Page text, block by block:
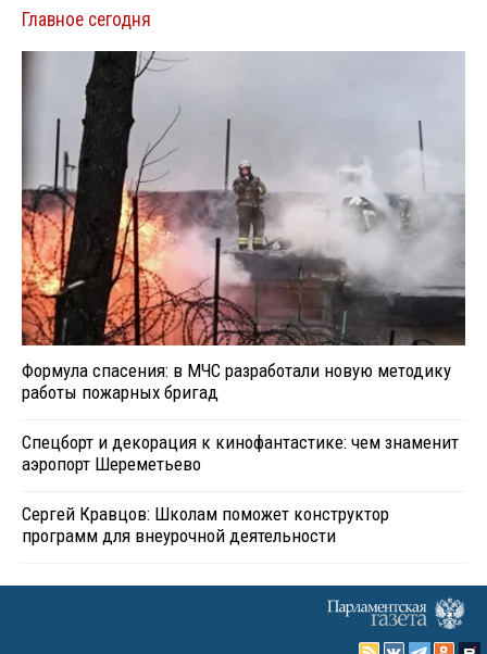
Главное сегодня
Формула спасения: в МЧС разработали новую методику
работы пожарных бригад
Спецборт и декорация к кинофантастике: чем знаменит
аэропорт Шереметьево
Сергей Кравцов: Школам поможет конструктор
программ для внеурочной деятельности